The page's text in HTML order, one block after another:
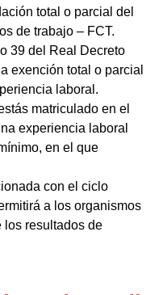
total o parcial del
de trabajo – FCT.
39 del Real Decreto
exención total o parcial
laboral.
matriculado en el
experiencia laboral
en el que
con el ciclo
a los organismos
los resultados de